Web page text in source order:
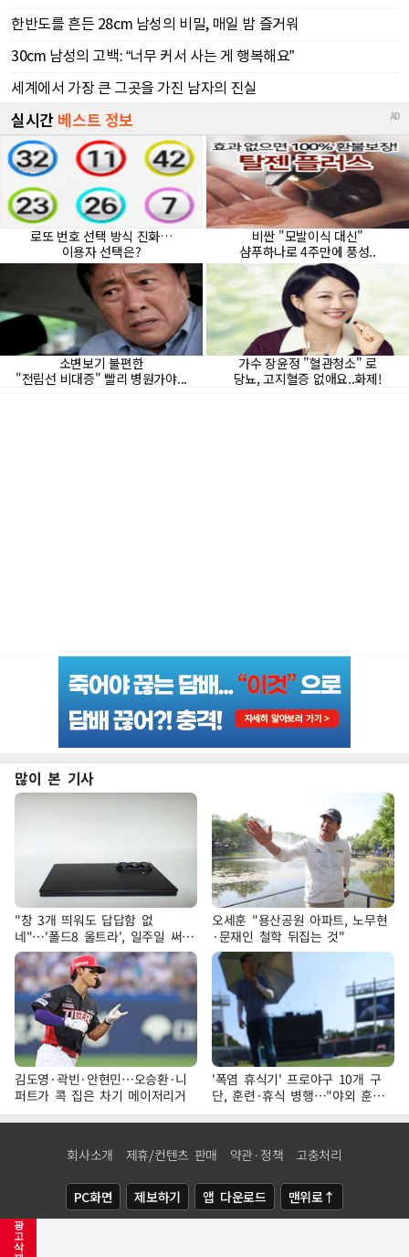
광
고
삭
많이 본 기사
"창 3개 띄워도 답답함 없
네"…'폴드8 울트라', 일주일 써보
니
오세훈 "용산공원 아파트, 노무현
·문재인 철학 뒤집는 것"
김도영·곽빈·안현민…오승환·니
퍼트가 콕 집은 차기 메이저리거
'폭염 휴식기' 프로야구 10개 구
단, 훈련·휴식 병행…"야외 훈련
해도 안전 최우선"
회사소개 제휴/컨텐츠 판매 약관·정책 고충처리
PC화면 제보하기 앱 다운로드 맨위로↑